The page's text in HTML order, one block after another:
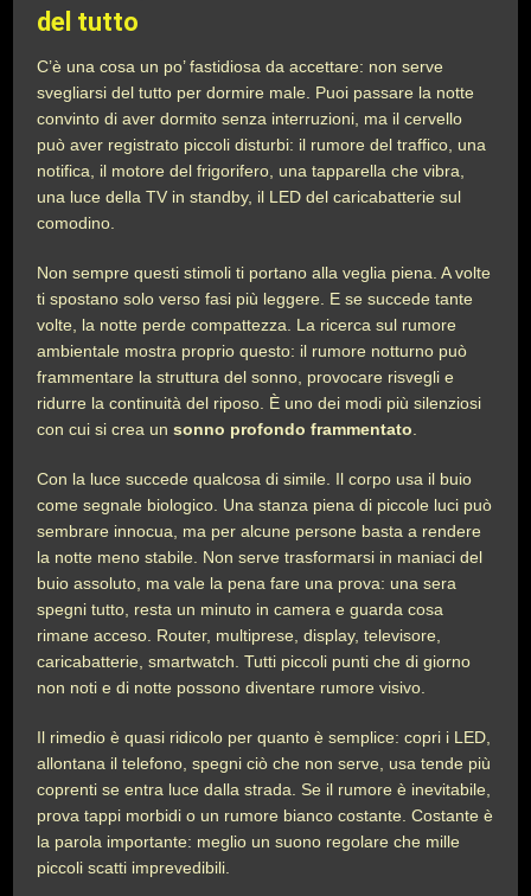
del tutto
C’è una cosa un po’ fastidiosa da accettare: non serve
svegliarsi del tutto per dormire male. Puoi passare la notte
convinto di aver dormito senza interruzioni, ma il cervello
può aver registrato piccoli disturbi: il rumore del traffico, una
notifica, il motore del frigorifero, una tapparella che vibra,
una luce della TV in standby, il LED del caricabatterie sul
comodino.
Non sempre questi stimoli ti portano alla veglia piena. A volte
ti spostano solo verso fasi più leggere. E se succede tante
volte, la notte perde compattezza. La ricerca sul rumore
ambientale mostra proprio questo: il rumore notturno può
frammentare la struttura del sonno, provocare risvegli e
ridurre la continuità del riposo. È uno dei modi più silenziosi
con cui si crea unsonno profondo frammentato
Con la luce succede qualcosa di simile. Il corpo usa il buio
come segnale biologico. Una stanza piena di piccole luci può
sembrare innocua, ma per alcune persone basta a rendere
la notte meno stabile. Non serve trasformarsi in maniaci del
buio assoluto, ma vale la pena fare una prova: una sera
spegni tutto, resta un minuto in camera e guarda cosa
rimane acceso. Router, multiprese, display, televisore,
caricabatterie, smartwatch. Tutti piccoli punti che di giorno
non noti e di notte possono diventare rumore visivo.
Il rimedio è quasi ridicolo per quanto è semplice: copri i LED,
allontana il telefono, spegni ciò che non serve, usa tende più
coprenti se entra luce dalla strada. Se il rumore è inevitabile,
prova tappi morbidi o un rumore bianco costante. Costante è
la parola importante: meglio un suono regolare che mille
piccoli scatti imprevedibili.